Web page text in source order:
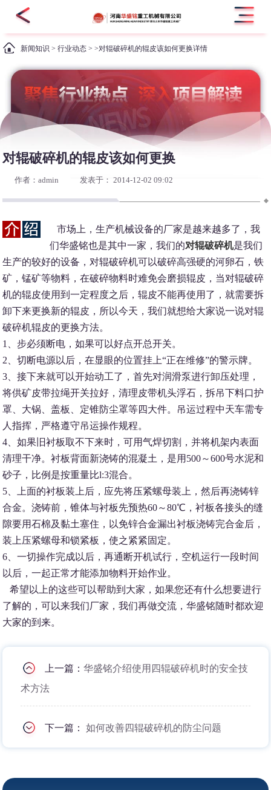
新闻知识 >行业动态 > >对辊破碎机的辊皮该如何更换详情
对辊破碎机的辊皮该如何更换
作者：admin 发表于： 2014-12-02 09:02
市场上，生产机械设备的厂家是越来越多了，我
们华盛铭也是其中一家，我们的对辊破碎机是我们
生产的较好的设备，对辊破碎机可以破碎高强硬的河卵石，铁
矿，锰矿等物料，在破碎物料时难免会磨损辊皮，当对辊破碎
机的辊皮使用到一定程度之后，辊皮不能再使用了，就需要拆
卸下来更换新的辊皮，所以今天，我们就想给大家说一说对辊
破碎机辊皮的更换方法。
1、步必须断电，如果可以好点开总开关。
2、切断电源以后，在显眼的位置挂上“正在维修”的警示牌。
3、接下来就可以开始动工了，首先对润滑泵进行卸压处理，
将供矿皮带拉绳开关拉好，清理皮带机头浮石，拆吊下料口护
罩、大锅、盖板、定锥防尘罩等四大件。吊运过程中天车需专
人指挥，严格遵守吊运操作规程。
4、如果旧衬板取不下来时，可用气焊切割，并将机架内表面
清理干净。衬板背面新浇铸的混凝土，是用500～600号水泥和
砂子，比例是按重量比l:3混合。
5、上面的衬板装上后，应先将压紧螺母装上，然后再浇铸锌
合金。浇铸前，锥体与衬板先预热60～80℃，衬板各接头的缝
隙要用石棉及黏土塞住，以免锌合金漏出衬板浇铸完合金后，
装上压紧螺母和锁紧板，使之紧紧固定。
6、一切操作完成以后，再通断开机试行，空机运行一段时间
以后，一起正常才能添加物料开始作业。
希望以上的这些可以帮助到大家，如果您还有什么想要进行
了解的，可以来我们厂家，我们再做交流，华盛铭随时都欢迎
大家的到来。
上一篇：华盛铭介绍使用四辊破碎机时的安全技
术方法
下一篇：如何改善四辊破碎机的防尘问题